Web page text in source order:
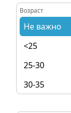
Возраст
Не важно
<25
25-30
30-35